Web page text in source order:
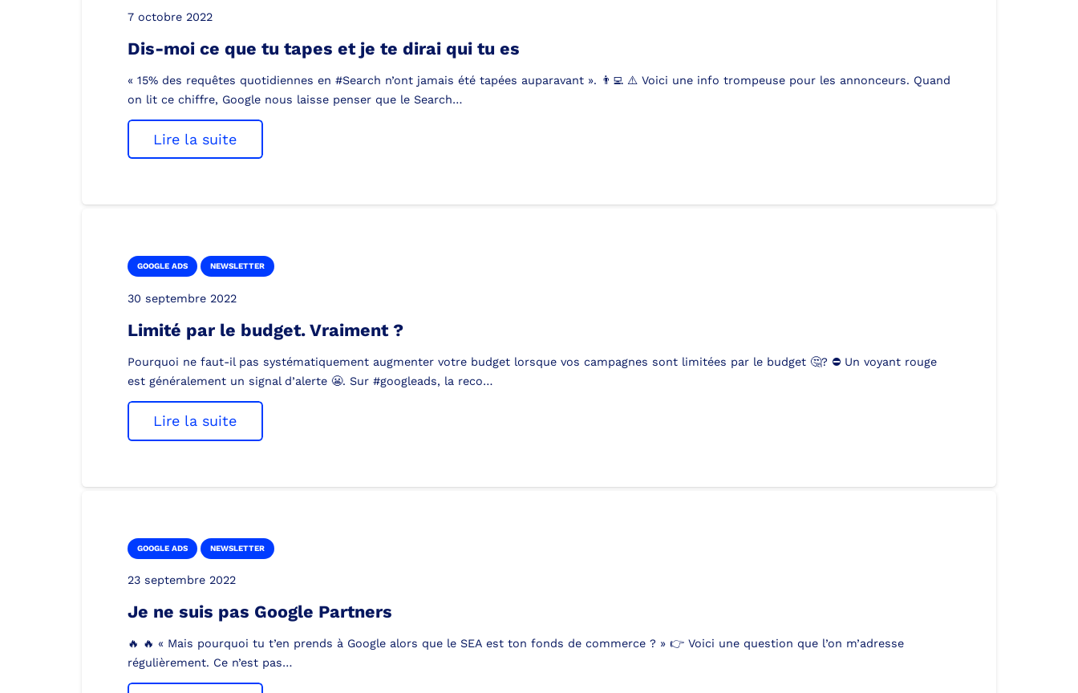
7 octobre 2022
Dis-moi ce que tu tapes et je te dirai qui tu es
« 15% des requêtes quotidiennes en #Search n’ont jamais été tapées auparavant ». 👨‍💻 ⚠️ Voici une info trompeuse pour les annonceurs. Quand
on lit ce chiffre, Google nous laisse penser que le Search…
Lire la suite
GOOGLE ADS NEWSLETTER
30 septembre 2022
Limité par le budget. Vraiment ?
Pourquoi ne faut-il pas systématiquement augmenter votre budget lorsque vos campagnes sont limitées par le budget 🤔? ⛔ Un voyant rouge
est généralement un signal d’alerte 😬. Sur #googleads, la reco…
Lire la suite
GOOGLE ADS NEWSLETTER
23 septembre 2022
Je ne suis pas Google Partners
🔥 🔥 « Mais pourquoi tu t’en prends à Google alors que le SEA est ton fonds de commerce ? » 👉 Voici une question que l’on m’adresse
régulièrement. Ce n’est pas…